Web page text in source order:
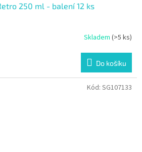
250 ml - balení 12 ks
Skladem (>5 ks)
Do košíku
Kód: SG107133